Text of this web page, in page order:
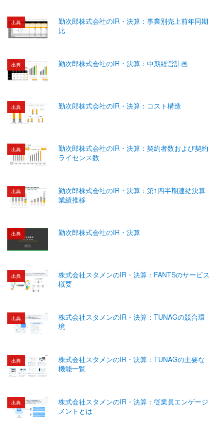
出典
勤次郎株式会社のIR・決算：事業別売上前年同期
比
出典 勤次郎株式会社のIR・決算：中期経営計画
出典 勤次郎株式会社のIR・決算：コスト構造
出典
勤次郎株式会社のIR・決算：契約者数および契約
ライセンス数
出典
勤次郎株式会社のIR・決算：第1四半期連結決算
業績推移
出典 勤次郎株式会社のIR・決算
出典
株式会社スタメンのIR・決算：FANTSのサービス
概要
出典
株式会社スタメンのIR・決算：TUNAGの競合環
境
出典
株式会社スタメンのIR・決算：TUNAGの主要な
機能一覧
出典
株式会社スタメンのIR・決算：従業員エンゲージ
メントとは